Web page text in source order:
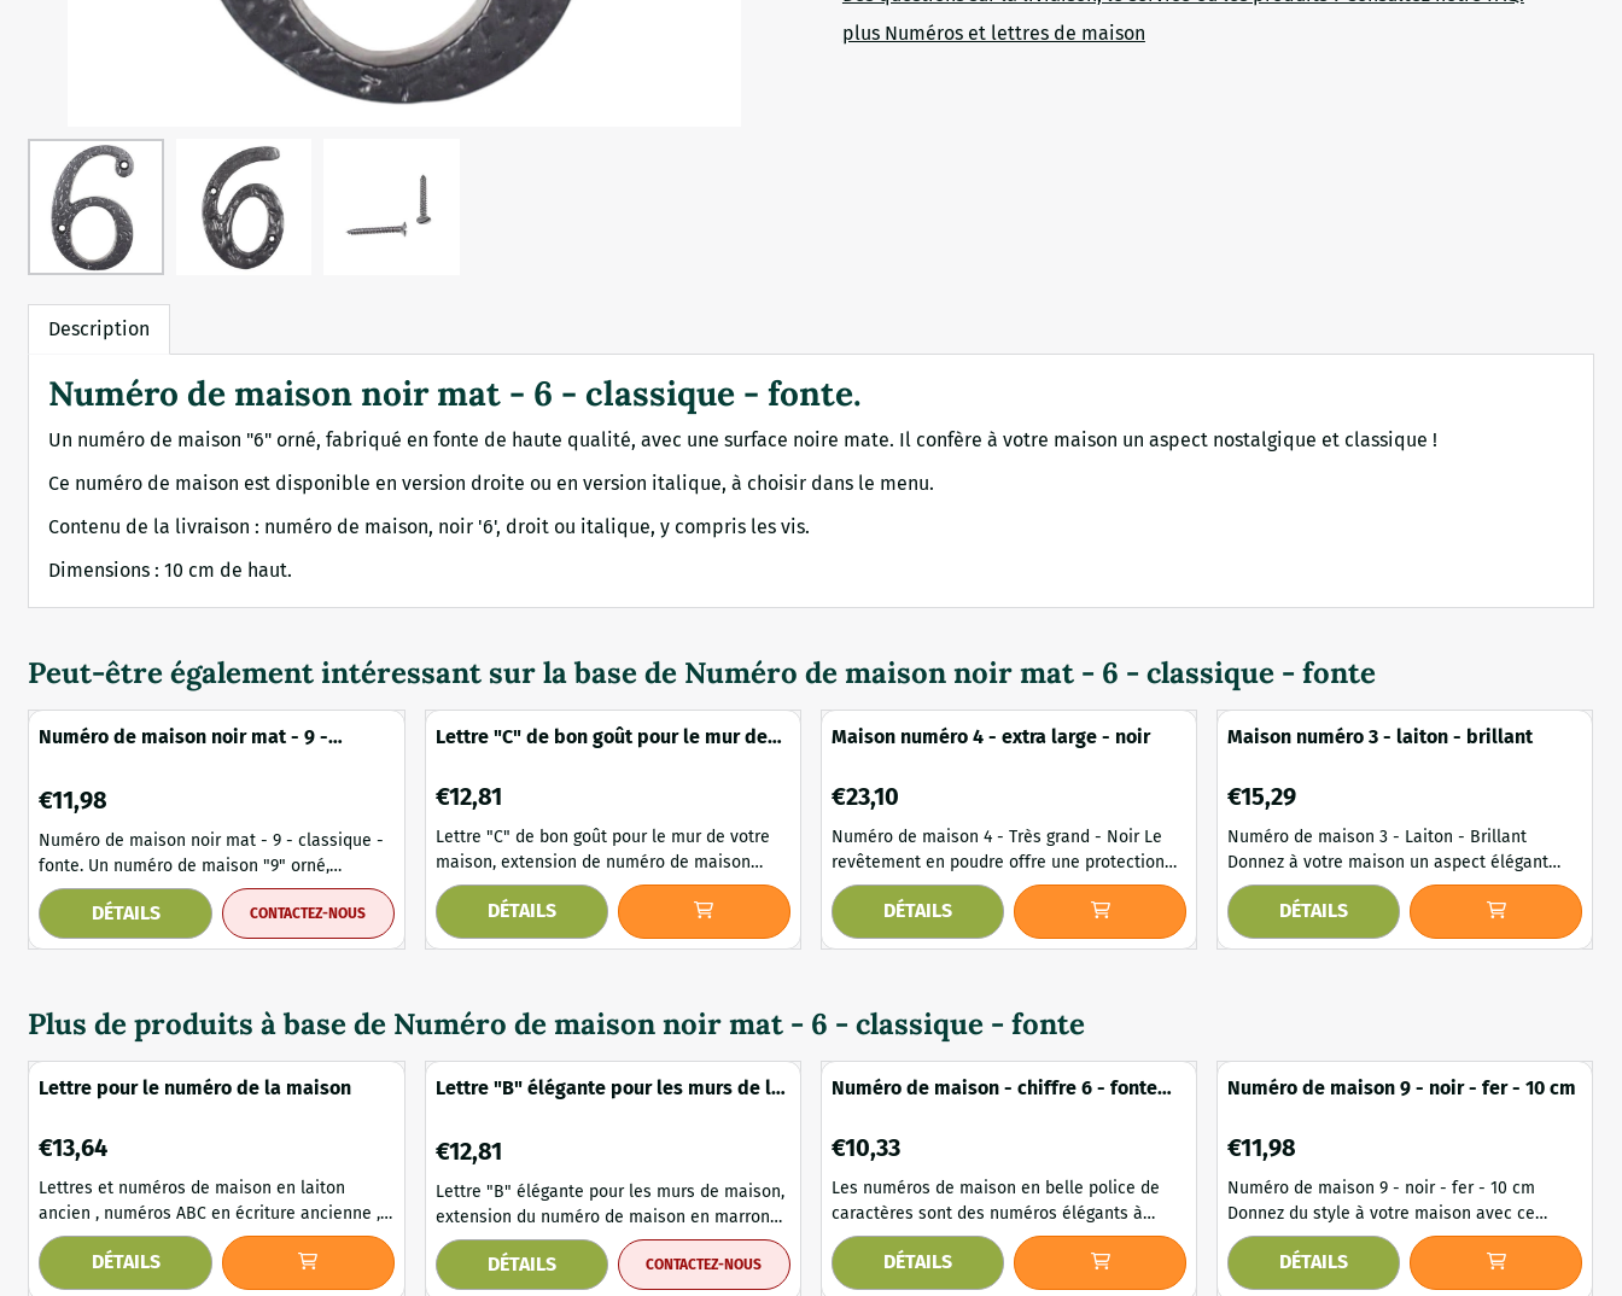
plus Numéros et lettres de maison
Description
Numéro de maison noir mat - 6 - classique - fonte.
Un numéro de maison "6" orné, fabriqué en fonte de haute qualité, avec une surface noire mate. Il confère à votre maison un aspect nostalgique et classique !
Ce numéro de maison est disponible en version droite ou en version italique, à choisir dans le menu.
Contenu de la livraison : numéro de maison, noir '6', droit ou italique, y compris les vis.
Dimensions : 10 cm de haut.
Peut-être également intéressant sur la base de Numéro de maison noir mat - 6 - classique - fonte
Numéro de maison noir mat - 9 -
Prix: 11,98
€11,98
Numéro de maison noir mat - 9 - classique -
fonte. Un numéro de maison "9" orné,
fabriqué en fonte de haute qualité, avec une
surface noire mate. Il confère à votre maison
un aspect nostalgique et classique ! Ce
le menu. Contenu de la livraison : numéro ...
DÉTAILS CONTACTEZ-NOUS
Lettre "C" de bon goût pour le mur de
Prix: 12,81
€12,81
Lettre "C" de bon goût pour le mur de votre
maison, extension de numéro de maison
antique. La sonnette en fonte de couleur
brun antique est de grande qualité et résiste
à toutes les conditions météorologiques.
maison "C" en fonte de couleur...
DÉTAILS
Maison numéro 4 - extra large - noir
Prix: 23,10
€23,10
Numéro de maison 4 - Très grand - Noir Le
revêtement en poudre offre une protection
supplémentaire, rendant le numéro de
maison résistant aux intempéries et
préservant sa belle apparence. Son design
maisons modernes. Le matériau en fer
robuste offre une fi...
DÉTAILS
Maison numéro 3 - laiton - brillant
Prix: 15,29
€15,29
Numéro de maison 3 - Laiton - Brillant
Donnez à votre maison un aspect élégant
avec ce magnifique numéro de maison en
laiton brillant. Le laiton de haute qualité
offre non seulement un aspect luxueux et
DÉTAILS
Plus de produits à base de Numéro de maison noir mat - 6 - classique - fonte
Lettre pour le numéro de la maison
Prix: 13,64
€13,64
Lettres et numéros de maison en laiton
ancien , numéros ABC en écriture ancienne ,
numéro de maison . Si vous vivez dans une
maison individuelle : AB et C patinés si
élégants lettres à numéro en laiton.
DÉTAILS
Lettre "B" élégante pour les murs de la
Prix: 12,81
€12,81
Lettre "B" élégante pour les murs de maison,
extension du numéro de maison en marron
antique. Un beau design avec de jolis détails.
Comme les numéros correspondants, cette
DÉTAILS CONTACTEZ-NOUS
Numéro de maison - chiffre 6 - fonte
Prix: 10,33
€10,33
Les numéros de maison en belle police de
caractères sont des numéros élégants à
placer sur le mur. Ces chiffres de bon goût
sont fabriqués en fer revêtu, résistant aux
intempéries - et sont particulièrement
DÉTAILS
Numéro de maison 9 - noir - fer - 10 cm
Prix: 11,98
€11,98
Numéro de maison 9 - noir - fer - 10 cm
Donnez du style à votre maison avec ce
numéro de maison noir en fer de haute
qualité. Grâce à son design épuré, ce numéro
de maison convient aussi bien aux maisons
DÉTAILS